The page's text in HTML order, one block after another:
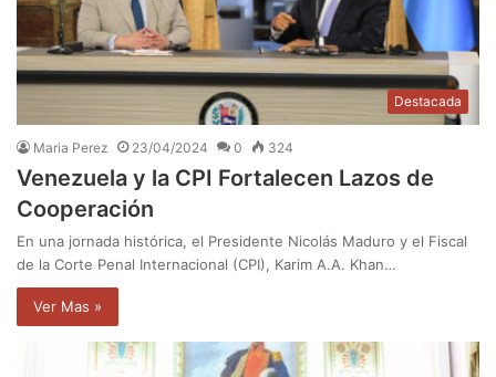
Destacada
Maria Perez 23/04/2024 0 324
Venezuela y la CPI Fortalecen Lazos de
Cooperación
En una jornada histórica, el Presidente Nicolás Maduro y el Fiscal
de la Corte Penal Internacional (CPI), Karim A.A. Khan…
Ver Mas »